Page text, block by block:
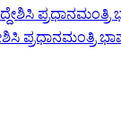
ಪ್ರಧಾನಮಂತ್ರಿ